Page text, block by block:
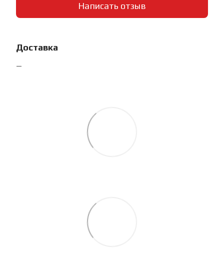
Написать отзыв
Доставка